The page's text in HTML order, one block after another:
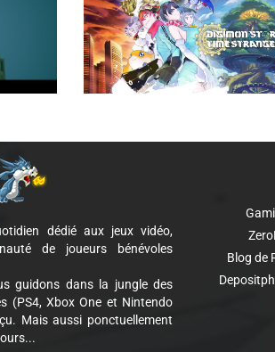
dédié aux jeux vidéo,
de joueurs bénévoles
guidons dans la jungle des
(PS4, Xbox One et Nintendo
Mais aussi ponctuellement
Blog de